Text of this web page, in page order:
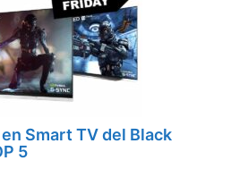
Smart TV del Black
5